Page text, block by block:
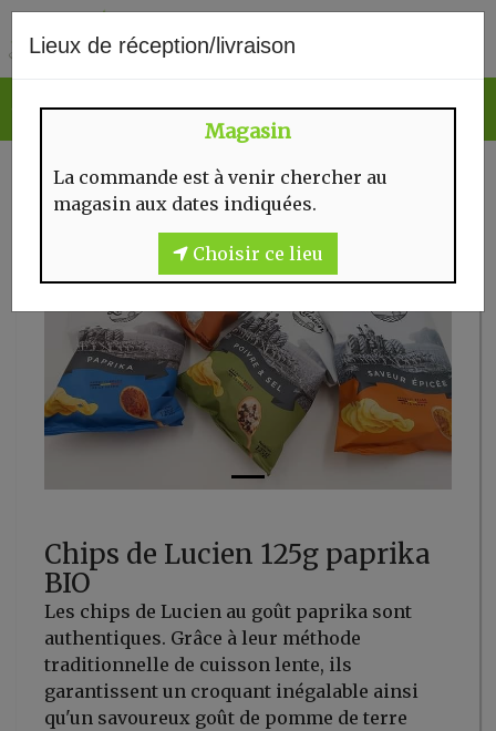
Lieux de réception/livraison
Magasin
La commande est à venir chercher au
magasin aux dates indiquées.
Choisir ce lieu
Chips de Lucien 125g paprika
BIO
Les chips de Lucien au goût paprika sont
authentiques. Grâce à leur méthode
traditionnelle de cuisson lente, ils
garantissent un croquant inégalable ainsi
qu'un savoureux goût de pomme de terre